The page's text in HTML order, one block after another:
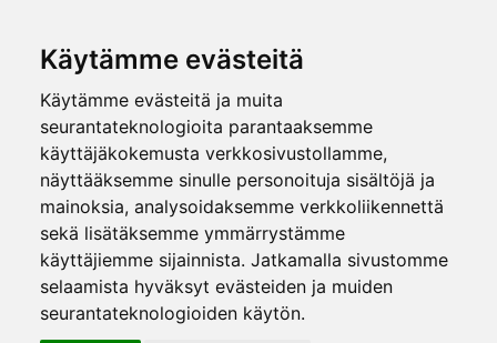
Käytämme evästeitä
Käytämme evästeitä ja muita
seurantateknologioita parantaaksemme
käyttäjäkokemusta verkkosivustollamme,
näyttääksemme sinulle personoituja sisältöjä ja
mainoksia, analysoidaksemme verkkoliikennettä
sekä lisätäksemme ymmärrystämme
käyttäjiemme sijainnista. Jatkamalla sivustomme
selaamista hyväksyt evästeiden ja muiden
seurantateknologioiden käytön.